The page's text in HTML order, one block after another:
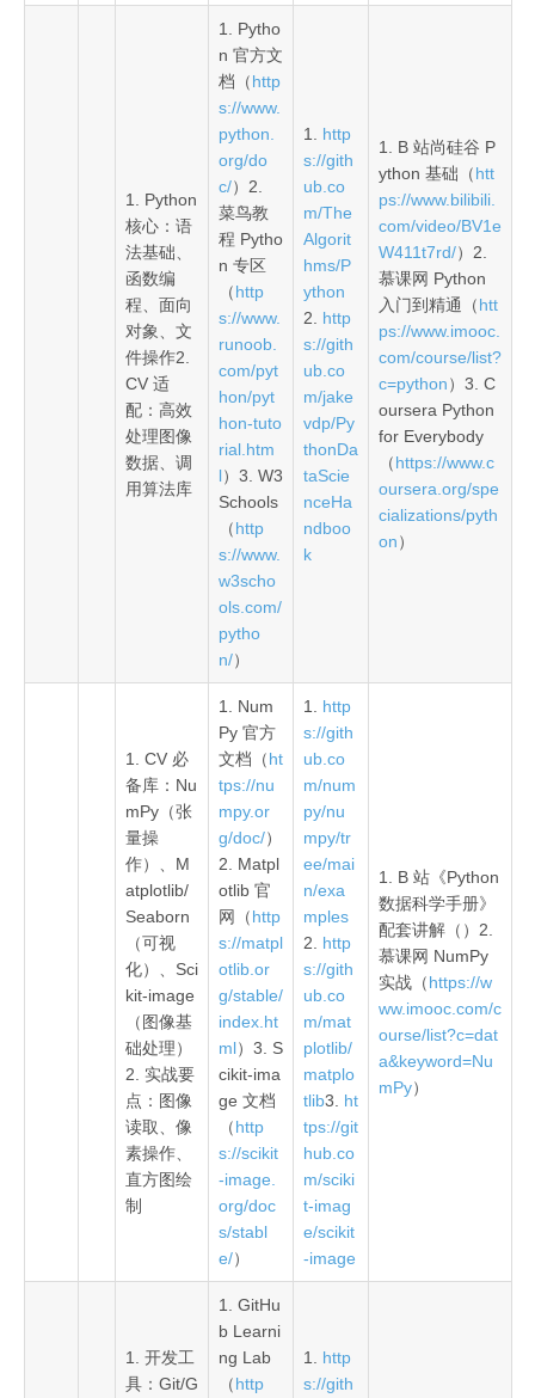
1. Python
核心：语
法基础、
函数编
程、面向
对象、文
件操作2.
CV 适
配：高效
处理图像
数据、调
用算法库
1. Pytho
n 官方文
档（http
s://www.
python.
org/do
c/）2.
菜鸟教
程 Pytho
n 专区
（http
s://www.
runoob.
com/pyt
hon/pyt
hon-tuto
rial.htm
l）3. W3
Schools
（http
s://www.
w3scho
ols.com/
pytho
n/）
1. http
s://gith
ub.co
m/The
Algorit
hms/P
ython
2. http
s://gith
ub.co
m/jake
vdp/Py
thonDa
taScie
nceHa
ndboo
k
1. B 站尚硅谷 P
ython 基础（htt
ps://www.bilibili.
com/video/BV1e
W411t7rd/）2.
慕课网 Python
入门到精通（htt
ps://www.imooc.
com/course/list?
c=python）3. C
oursera Python
for Everybody
（https://www.c
oursera.org/spe
cializations/pyth
on）
1. CV 必
备库：Nu
mPy（张
量操
作）、M
atplotlib/
Seaborn
（可视
化）、Sci
kit-image
（图像基
础处理）
2. 实战要
点：图像
读取、像
素操作、
直方图绘
制
1. Num
Py 官方
文档（ht
tps://nu
mpy.or
g/doc/）
2. Matpl
otlib 官
网（http
s://matpl
otlib.or
g/stable/
index.ht
ml）3. S
cikit-ima
ge 文档
（http
s://scikit
-image.
org/doc
s/stabl
e/）
1. http
s://gith
ub.co
m/num
py/nu
mpy/tr
ee/mai
n/exa
mples
2. http
s://gith
ub.co
m/mat
plotlib/
matplo
tlib3. ht
tps://git
hub.co
m/sciki
t-imag
e/scikit
-image
1. B 站《Python
数据科学手册》
配套讲解（）2.
慕课网 NumPy
实战（https://w
ww.imooc.com/c
ourse/list?c=dat
a&keyword=Nu
mPy）
1. 开发工
具：Git/G
1. GitHu
b Learni
ng Lab
（http
1. http
s://gith